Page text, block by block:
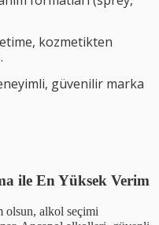
kozmetikten
güvenilir marka
ile En Yüksek Verim
olsun, alkol seçimi